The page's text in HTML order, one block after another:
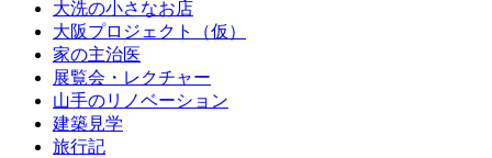
大洗の小さなお店
大阪プロジェクト（仮）
家の主治医
展覧会・レクチャー
山手のリノベーション
建築見学
旅行記